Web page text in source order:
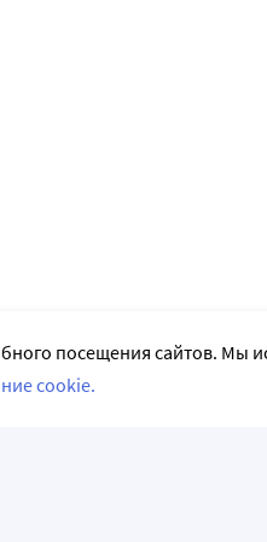
посещения сайтов. Мы
cookie.